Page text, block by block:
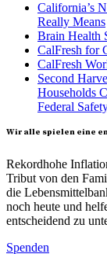
California’s
Really Means
Brain Health
CalFresh for
CalFresh
Second
Households
Federal
Wir alle spielen eine
Rekordhohe
Tribut von den
die
noch heute und
entscheidend zu
Spenden